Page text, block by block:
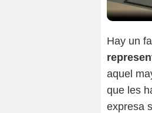
Hay un
aquel
que les
expresa